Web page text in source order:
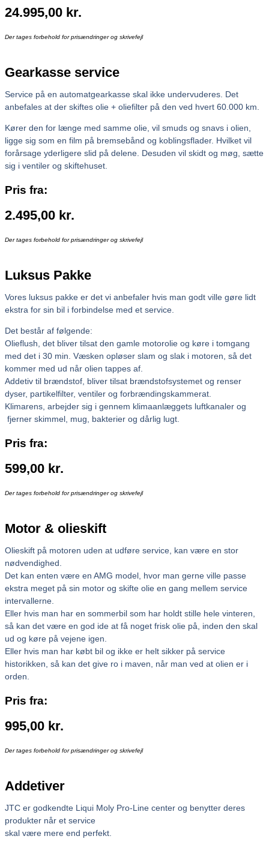
24.995,00 kr.
Der tages forbehold for prisændringer og skrivefejl
Gearkasse service
Service på en automatgearkasse skal ikke undervuderes. Det
anbefales at der skiftes olie + oliefilter på den ved hvert 60.000 km.
Kører den for længe med samme olie, vil smuds og snavs i olien,
ligge sig som en film på bremsebånd og koblingsflader. Hvilket vil
forårsage yderligere slid på delene. Desuden vil skidt og møg, sætte
sig i ventiler og skiftehuset.
Pris fra:
2.495,00 kr.
Der tages forbehold for prisændringer og skrivefejl
Luksus Pakke
Vores luksus pakke er det vi anbefaler hvis man godt ville gøre lidt
ekstra for sin bil i forbindelse med et service.
Det består af følgende:
Olieflush, det bliver tilsat den gamle motorolie og køre i tomgang
med det i 30 min. Væsken opløser slam og slak i motoren, så det
kommer med ud når olien tappes af.
Addetiv til brændstof, bliver tilsat brændstofsystemet og renser
dyser, partikelfilter, ventiler og forbrændingskammerat.
Klimarens, arbejder sig i gennem klimaanlæggets luftkanaler og
fjerner skimmel, mug, bakterier og dårlig lugt.
Pris fra:
599,00 kr.
Der tages forbehold for prisændringer og skrivefejl
Motor & olieskift
Olieskift på motoren uden at udføre service, kan være en stor
nødvendighed.
Det kan enten være en AMG model, hvor man gerne ville passe
ekstra meget på sin motor og skifte olie en gang mellem service
intervallerne.
Eller hvis man har en sommerbil som har holdt stille hele vinteren,
så kan det være en god ide at få noget frisk olie på, inden den skal
ud og køre på vejene igen.
Eller hvis man har købt bil og ikke er helt sikker på service
historikken, så kan det give ro i maven, når man ved at olien er i
orden.
Pris fra:
995,00 kr.
Der tages forbehold for prisændringer og skrivefejl
Addetiver
JTC er godkendte Liqui Moly Pro-Line center og benytter deres
produkter når et service
skal være mere end perfekt.